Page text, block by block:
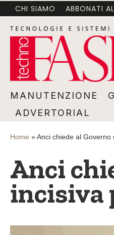
CHI SIAMO ABBONATI
MANUTENZIONE
ADVERTORIAL
Home »Anci chiede al Governo
Anci
incisiva